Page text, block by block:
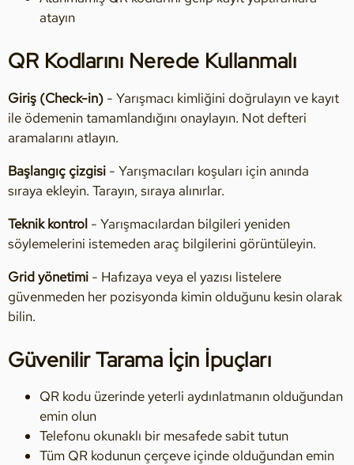
atayın
QR Kodlarını Nerede Kullanmalı
Giriş (Check-in) - Yarışmacı kimliğini doğrulayın ve kayıt
ile ödemenin tamamlandığını onaylayın. Not defteri
aramalarını atlayın.
Başlangıç çizgisi - Yarışmacıları koşuları için anında
sıraya ekleyin. Tarayın, sıraya alınırlar.
Teknik kontrol - Yarışmacılardan bilgileri yeniden
söylemelerini istemeden araç bilgilerini görüntüleyin.
Grid yönetimi - Hafızaya veya el yazısı listelere
güvenmeden her pozisyonda kimin olduğunu kesin olarak
bilin.
Güvenilir Tarama İçin İpuçları
QR kodu üzerinde yeterli aydınlatmanın olduğundan
emin olun
Telefonu okunaklı bir mesafede sabit tutun
Tüm QR kodunun çerçeve içinde olduğundan emin